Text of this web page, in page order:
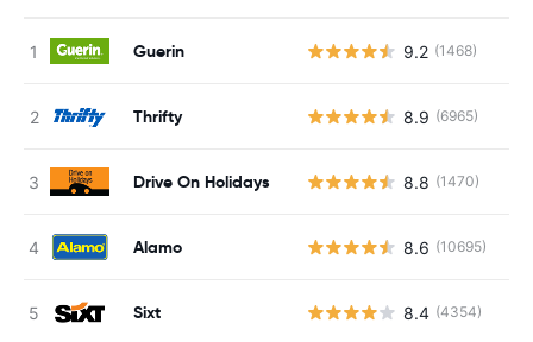
Guerin 9.2 (1468)
Thrifty 8.9 (6965)
Drive On Holidays 8.8 (1470)
Alamo 8.6 (10695)
Sixt 8.4 (4354)